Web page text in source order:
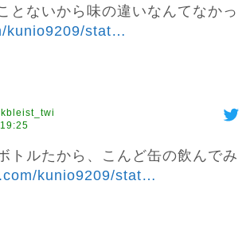
とないから味の違いなんてなかっ
kunio9209/stat…
トルたから、こんど缶の飲んでみ
kunio9209/stat…